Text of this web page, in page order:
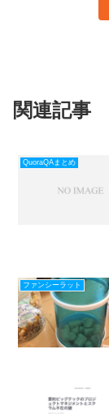
関連記事
QuoraQAまとめ
ファンシーラット